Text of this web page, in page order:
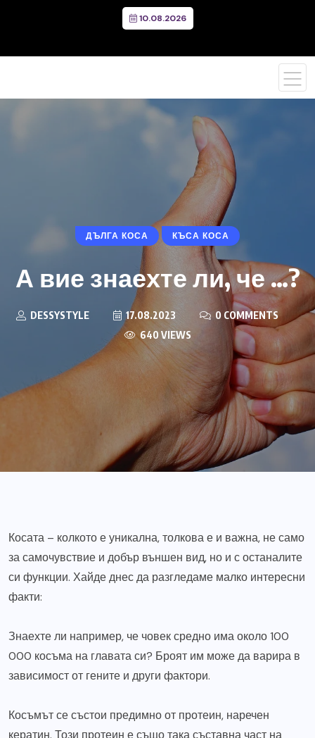
10.08.2026
ДЪЛГА КОСА КЪСА КОСА
А вие знаехте ли, че …?
DESSYSTYLE 17.08.2023
0 COMMENTS
640 VIEWS
Косата – колкото е уникална, толкова е и важна, не само
за самочувствие и добър външен вид, но и с останалите
си функции. Хайде днес да разгледаме малко интересни
факти:
Знаехте ли например, че човек средно има около 100
000 косъма на главата си? Броят им може да варира в
зависимост от гените и други фактори.
Косъмът се състои предимно от протеин, наречен
кератин. Този протеин е също така съставна част на